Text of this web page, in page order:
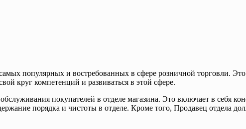
популярных и востребованных в сфере розничной торговли.
круг компетенций и развиваться в этой сфере.
покупателей в отделе магазина. Это включает в себя
порядка и чистоты в отделе. Кроме того, Продавец отдела